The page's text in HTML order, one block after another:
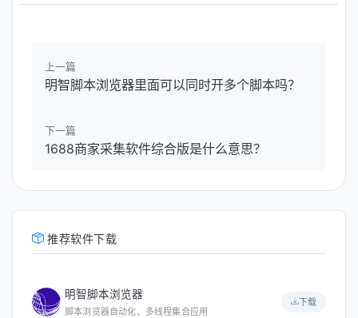
上一篇
明智脚本浏览器里面可以同时开多个脚本吗？
下一篇
1688商家采集软件综合版是什么意思？
推荐软件下载
明智脚本浏览器
脚本浏览器自动化、多线程集合应用
下载